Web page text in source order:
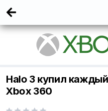
Halo 3 купил
Xbox 360